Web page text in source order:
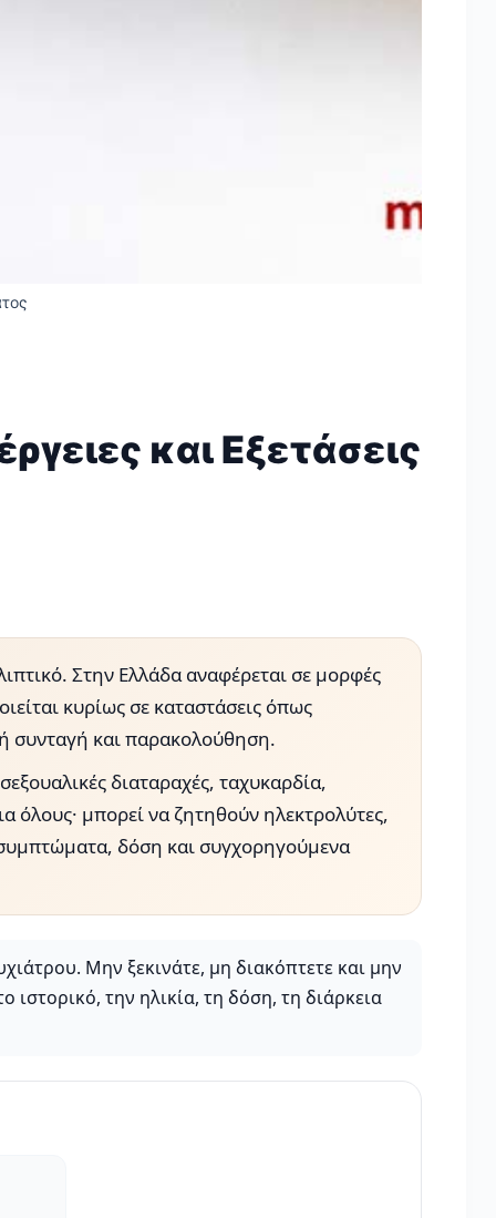
και Εξετάσεις
Στην Ελλάδα αναφέρεται σε μορφές
κυρίως σε καταστάσεις όπως
συνταγή και παρακολούθηση.
διαταραχές, ταχυκαρδία,
όλους· μπορεί να ζητηθούν ηλεκτρολύτες,
συμπτώματα, δόση και συγχορηγούμενα
Μην ξεκινάτε, μη διακόπτετε και μην
την ηλικία, τη δόση, τη διάρκεια